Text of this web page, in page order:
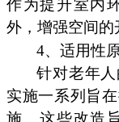
作为提升室内
外，增强空间的
4、适用性
针对老年
实施一系列旨
施。这些改造